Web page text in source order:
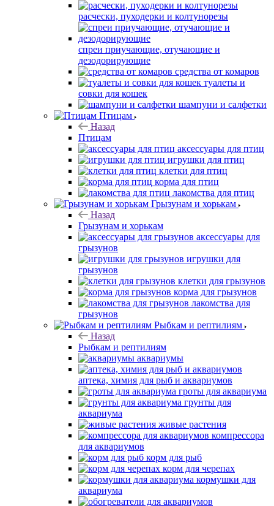
расчески, пуходерки и колтунорезы
спреи приучающие, отучающие и
дезодорирующие
средства от комаров
туалеты и
совки для кошек
шампуни и салфетки
Птицам
Назад
Птицам
аксессуары для птиц
игрушки для птиц
клетки для птиц
корма для птиц
лакомства для птиц
Грызунам и хорькам
Назад
Грызунам и хорькам
аксессуары для
грызунов
игрушки для
грызунов
клетки для грызунов
корма для грызунов
лакомства для
грызунов
Рыбкам и рептилиям
Назад
Рыбкам и рептилиям
аквариумы
аптека, химия для рыб и аквариумов
гроты для аквариума
грунты для
аквариума
живые растения
компрессора
для аквариумов
корм для рыб
корм для черепах
кормушки для
аквариума